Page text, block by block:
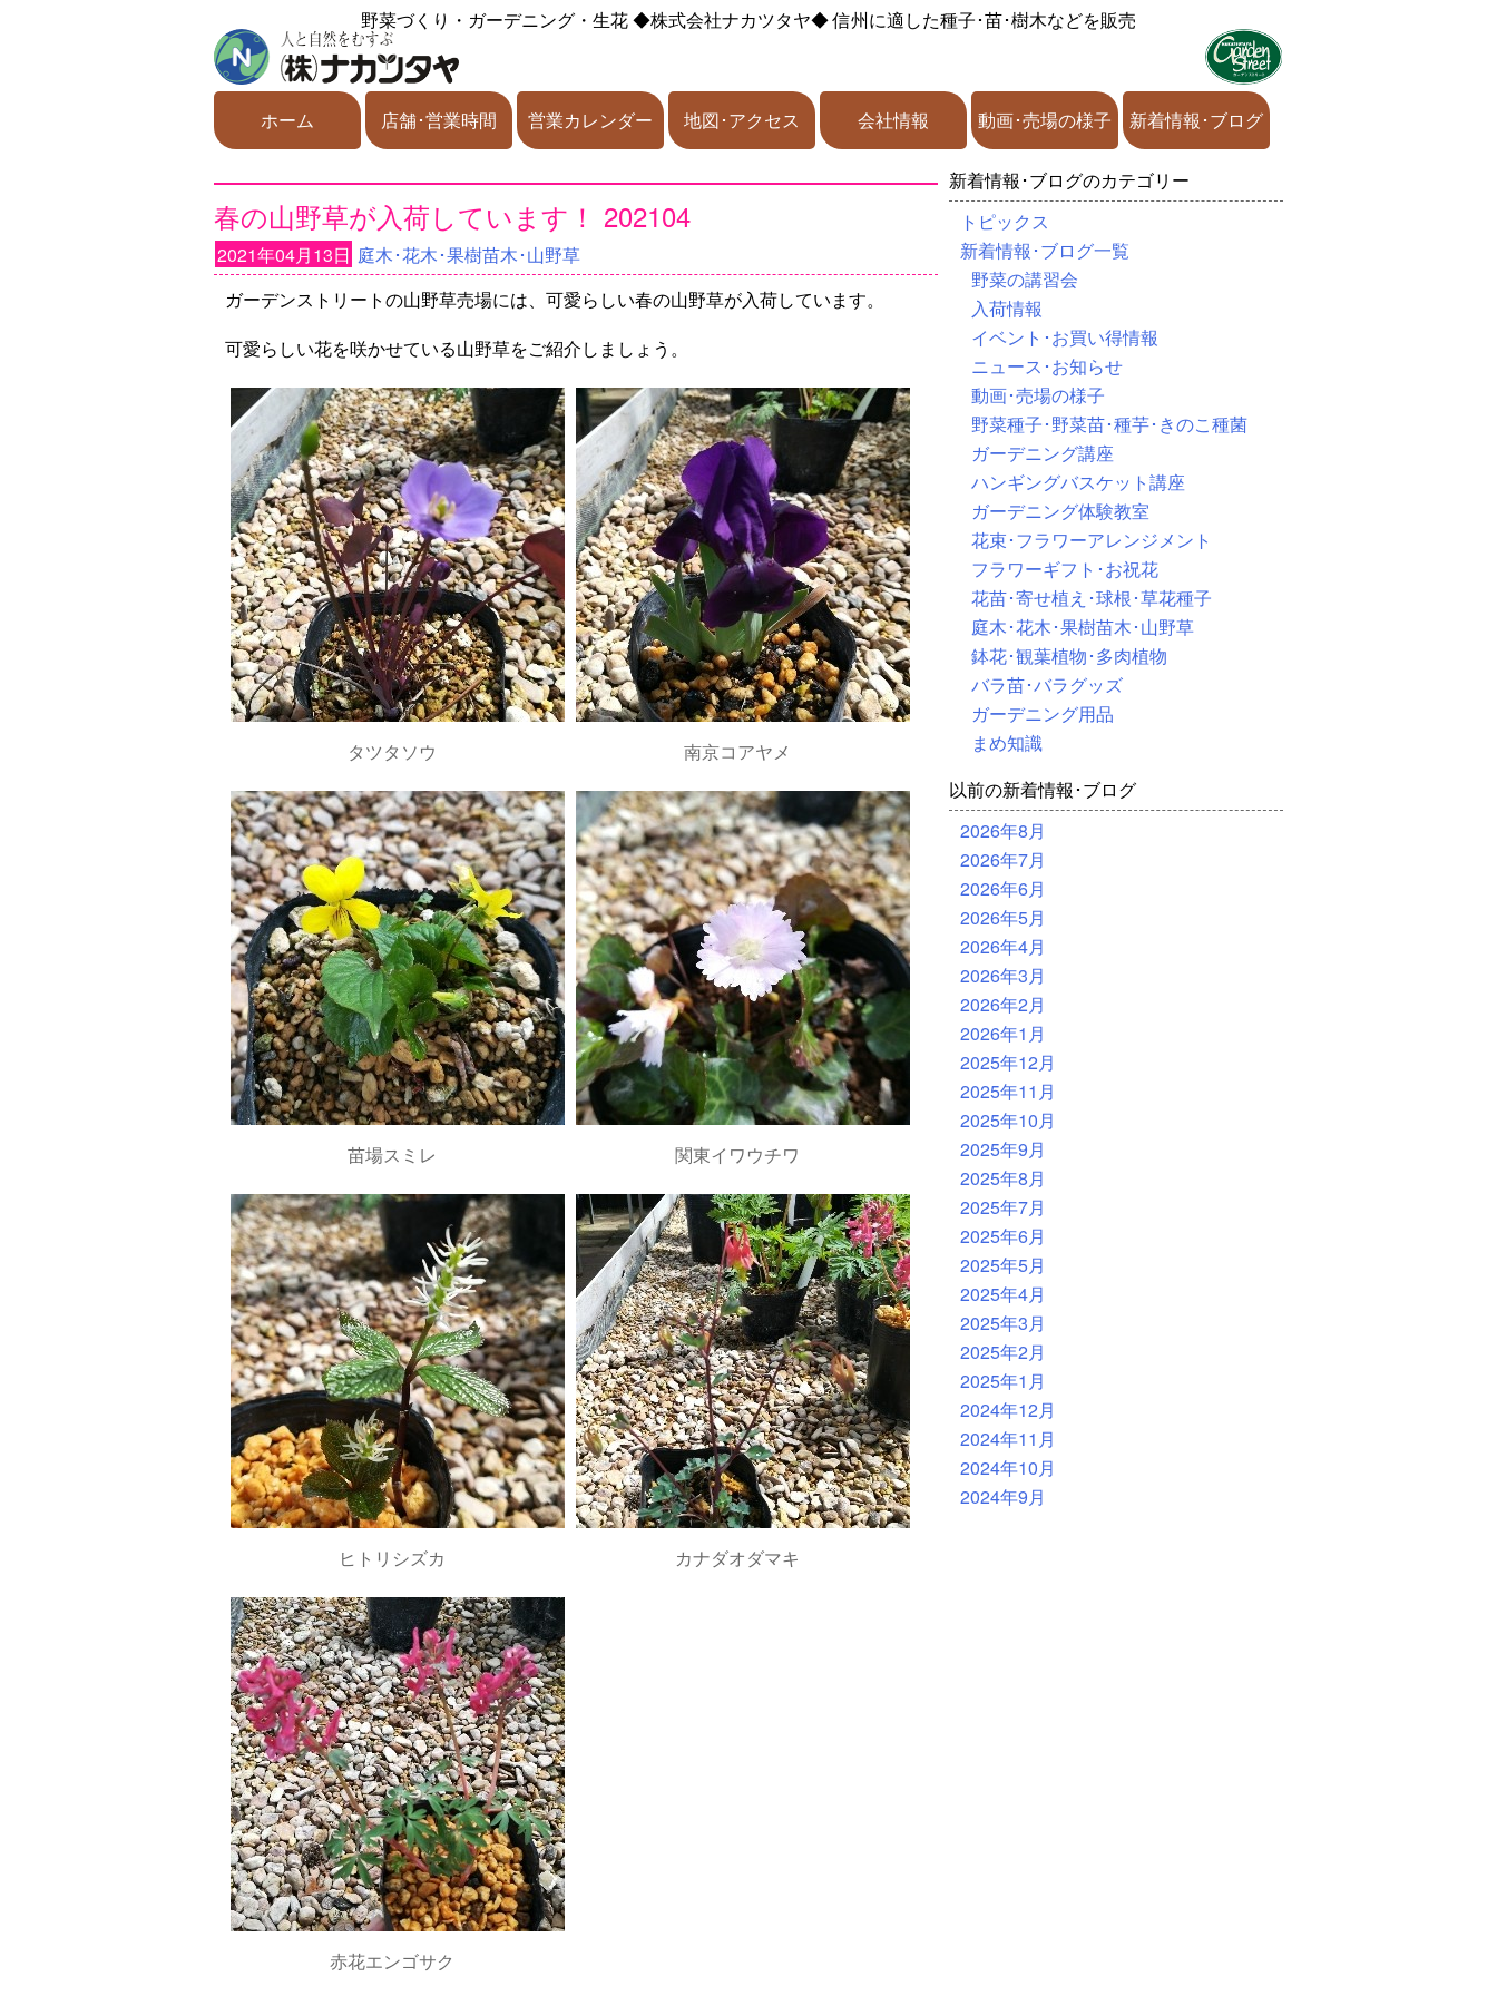
野菜づくり・ガーデニング・生花◆株式会社ナカツタヤ◆信州に適した種子･苗･樹木などを販売
ホーム 店舗･営業時間 営業カレンダー 地図･アクセス 会社情報 動画･売場の様子 新着情報･ブログ
春の山野草が入荷しています！ 202104
2021年04月13日 庭木･花木･果樹苗木･山野草
ガーデンストリートの山野草売場には、可愛らしい春の山野草が入荷しています。
可愛らしい花を咲かせている山野草をご紹介しましょう。
タツタソウ 南京コアヤメ
苗場スミレ 関東イワウチワ
ヒトリシズカ カナダオダマキ
赤花エンゴサク
新着情報･ブログのカテゴリー
トピックス
新着情報･ブログ一覧
野菜の講習会
入荷情報
イベント･お買い得情報
ニュース･お知らせ
動画･売場の様子
野菜種子･野菜苗･種芋･きのこ種菌
ガーデニング講座
ハンギングバスケット講座
ガーデニング体験教室
花束･フラワーアレンジメント
フラワーギフト･お祝花
花苗･寄せ植え･球根･草花種子
庭木･花木･果樹苗木･山野草
鉢花･観葉植物･多肉植物
バラ苗･バラグッズ
ガーデニング用品
まめ知識
以前の新着情報･ブログ
2026年8月
2026年7月
2026年6月
2026年5月
2026年4月
2026年3月
2026年2月
2026年1月
2025年12月
2025年11月
2025年10月
2025年9月
2025年8月
2025年7月
2025年6月
2025年5月
2025年4月
2025年3月
2025年2月
2025年1月
2024年12月
2024年11月
2024年10月
2024年9月